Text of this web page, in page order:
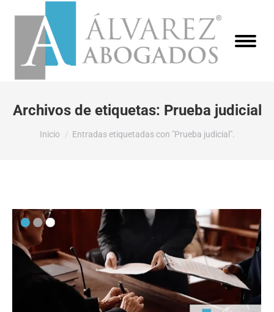
Archivos de etiquetas: Prueba judicial
Estás aquí:
Inicio Entradas etiquetadas con "Prueba judicial".